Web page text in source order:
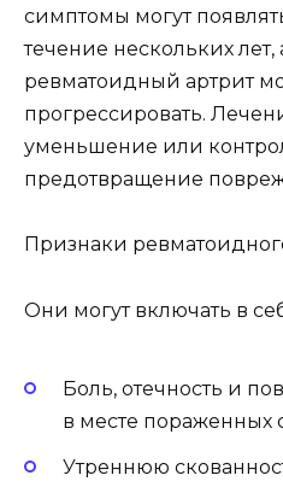
симптомы могут
течение нескольких
ревматоидный артрит
прогрессировать.
уменьшение или
предотвращение
Признаки
Они могут включать в
Боль, отечность и
в месте пораженных
Утреннюю